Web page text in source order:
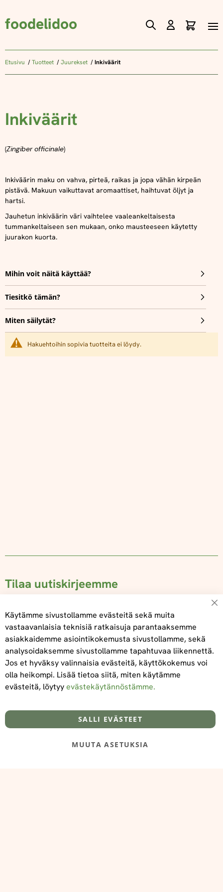
foodelidoo
Skip
Content
Etusivu Tuotteet Juurekset Inkiväärit
Inkiväärit
(Zingiber officinale)
Inkiväärin maku on vahva, pirteä, raikas ja jopa vähän kirpeän
pistävä. Makuun vaikuttavat aromaattiset, haihtuvat öljyt ja
hartsi.
Jauhetun inkiväärin väri vaihtelee vaaleankeltaisesta
tummankeltaiseen sen mukaan, onko mausteeseen käytetty
juurakon kuorta.
Mihin voit näitä käyttää?
Tiesitkö tämän?
Miten säilytät?
Hakuehtoihin sopivia tuotteita ei löydy.
Tilaa uutiskirjeemme
Tilaa
Tietoa meistä
@‌2025 FooDeliDoo
Toimitus- ja maksuehdot
Käytämme sivustollamme evästeitä sekä muita
vastaavanlaisia teknisiä ratkaisuja parantaaksemme
asiakkaidemme asiointikokemusta sivustollamme, sekä
analysoidaksemme sivustollamme tapahtuvaa liikennettä.
Jos et hyväksy valinnaisia evästeitä, käyttökokemus voi
olla heikompi. Lisää tietoa siitä, miten käytämme
evästeitä, löytyyevästekäytännöstämme.
SALLI EVÄSTEET
MUUTA ASETUKSIA